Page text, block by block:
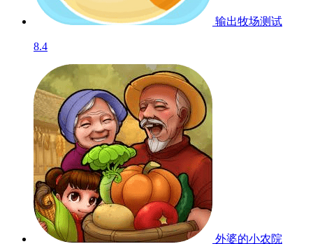
输出牧场测试
8.4
外婆的小农院